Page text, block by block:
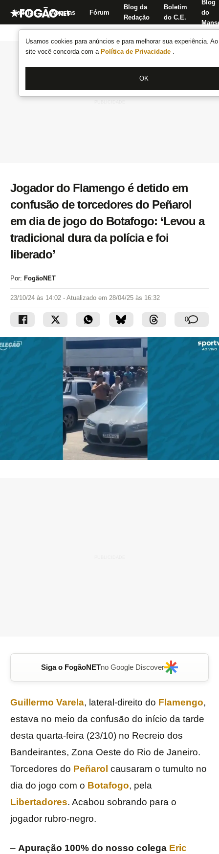
Usamos cookies para anúncios e para melhorar sua experiência.
site você concorda com a Política de Privacidade .
OK
Notícias Apostas Fórum
Blog da
Redação
Boletim
do C.E.
Blog
do
Jogador do Flamengo é detido em
confusão de torcedores do Peñarol
em dia de jogo do Botafogo: ‘Levou a
tradicional dura da polícia e foi
liberado’
Por: FogãoNET
23/10/24 às 14:02 - Atualizado em 28/04/25 às 16:32
0
Siga o FogãoNETno Google Discover
Guillermo Varela, lateral-direito do Flamengo,
estava no meio da confusão do início da tarde
desta quarta-feira (23/10) no Recreio dos
Bandeirantes, Zona Oeste do Rio de Janeiro.
Torcedores do Peñarol causaram o tumulto no
dia do jogo com o Botafogo, pela
Libertadores. Acabou sobrando para o
jogador rubro-negro.
– Apuração 100% do nosso colega Eric